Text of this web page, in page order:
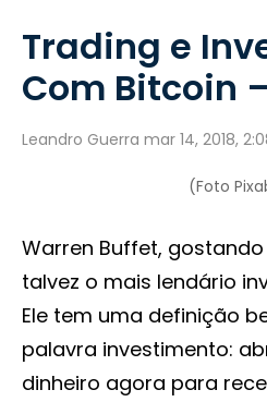
Trading e
Com Bitcoin
Leandro Guerra mar 14, 2018,
(Foto
Warren Buffet,
talvez o mais lendário
Ele tem uma definição
palavra investimento:
dinheiro agora para